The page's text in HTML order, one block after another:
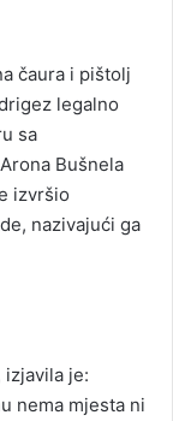
čaura i pištolj
legalno
sa
Bušnela
izvršio
nazivajući ga
izjavila je:
nema mjesta ni